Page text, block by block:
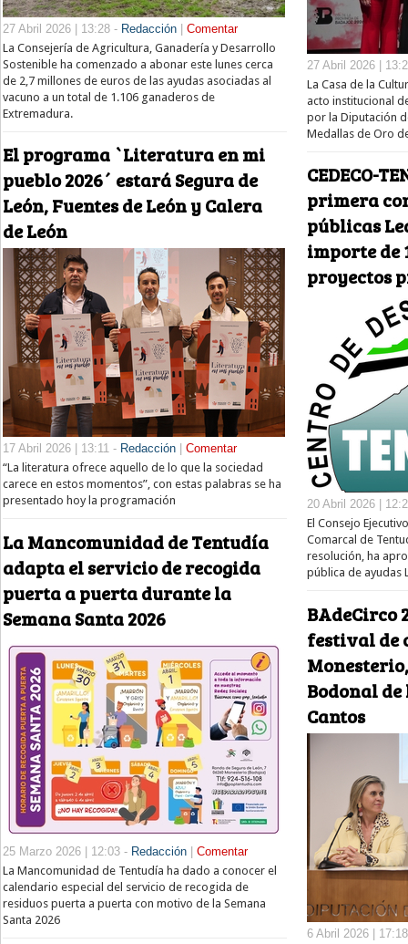
27 Abril 2026 | 13:28 - Redacción
Comentar
La Consejería de Agricultura, Ganadería y Desarrollo
Sostenible ha comenzado a abonar este lunes cerca
de 2,7 millones de euros de las ayudas asociadas al
vacuno a un total de 1.106 ganaderos de
Extremadura.
El programa `Literatura en mi
pueblo 2026´ estará Segura de
León, Fuentes de León y Calera
de León
17 Abril 2026 | 13:11 - Redacción
Comentar
“La literatura ofrece aquello de lo que la sociedad
carece en estos momentos”, con estas palabras se ha
presentado hoy la programación
La Mancomunidad de Tentudía
adapta el servicio de recogida
puerta a puerta durante la
Semana Santa 2026
25 Marzo 2026 | 12:03 - Redacción
Comentar
La Mancomunidad de Tentudía ha dado a conocer el
calendario especial del servicio de recogida de
residuos puerta a puerta con motivo de la Semana
Santa 2026
27 Abril 2026 |
La Casa de la
acto institucional
por la Diputación
Medallas de Oro
CEDECO-
primera
públicas
importe de
proyectos
20 Abril 2026 |
El Consejo
Comarcal de
resolución, ha
pública de ayudas
BAdeCirco
festival de
Bodonal
Cantos
6 Abril 2026 |